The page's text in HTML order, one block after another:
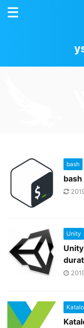
bash
bash
Unity